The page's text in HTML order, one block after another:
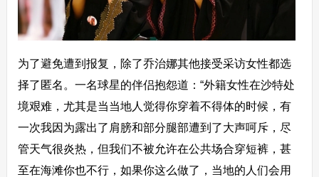
为了避免遭到报复，除了乔治娜其他接受采访女性都选
择了匿名。一名球星的伴侣抱怨道：“外籍女性在沙特处
境艰难，尤其是当当地人觉得你穿着不得体的时候，有
一次我因为露出了肩膀和部分腿部遭到了大声呵斥，尽
管天气很炎热，但我们不被允许在公共场合穿短裤，甚
至在海滩你也不行，如果你这么做了，当地的人们会用